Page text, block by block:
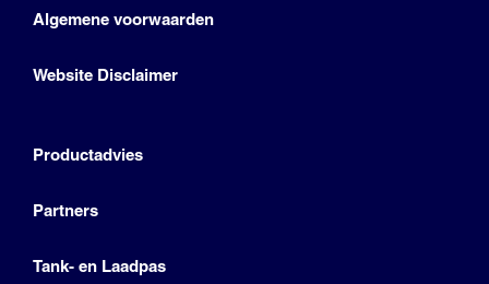
Algemene voorwaarden
Website Disclaimer
Productadvies
Partners
Tank- en Laadpas